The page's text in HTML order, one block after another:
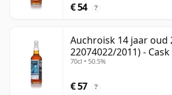
€ 54 ?
Auchroisk 14 jaar oud
22074022/2011) -
70cl • 50.5%
€ 57 ?